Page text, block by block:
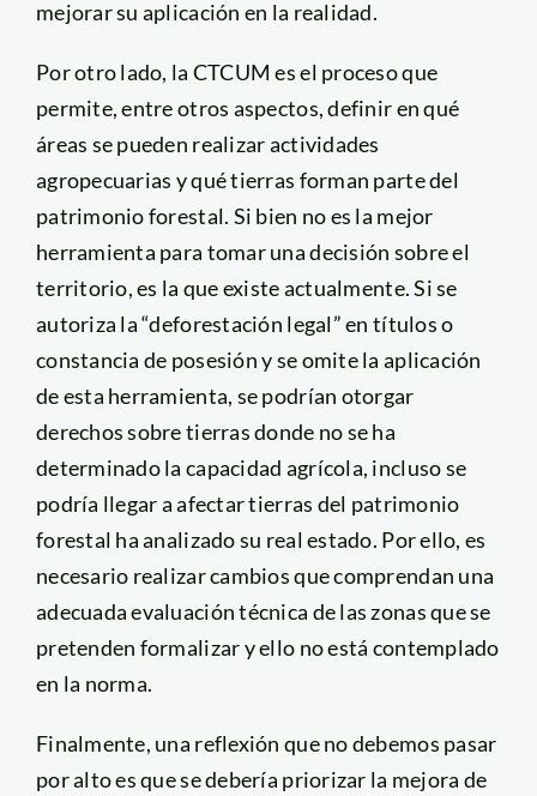
mejorar su aplicación en la realidad.
Por otro lado, la CTCUM es el proceso que
permite, entre otros aspectos, definir en qué
áreas se pueden realizar actividades
agropecuarias y qué tierras forman parte del
patrimonio forestal. Si bien no es la mejor
herramienta para tomar una decisión sobre el
territorio, es la que existe actualmente. Si se
autoriza la “deforestación legal” en títulos o
constancia de posesión y se omite la aplicación
de esta herramienta, se podrían otorgar
derechos sobre tierras donde no se ha
determinado la capacidad agrícola, incluso se
podría llegar a afectar tierras del patrimonio
forestal ha analizado su real estado. Por ello, es
necesario realizar cambios que comprendan una
adecuada evaluación técnica de las zonas que se
pretenden formalizar y ello no está contemplado
en la norma.
Finalmente, una reflexión que no debemos pasar
por alto es que se debería priorizar la mejora de